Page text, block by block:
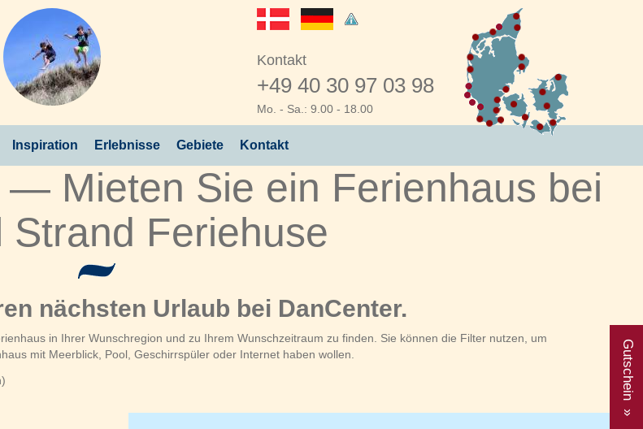
Kontakt
+49 40 30 97 03 98
Mo. - Sa.: 9.00 - 18.00
Inspiration Erlebnisse Gebiete Kontakt
Gutschein »
Mieten Sie ein Ferienhaus bei
Strand Feriehuse
nächsten Urlaub bei DanCenter.
in Ihrer Wunschregion und zu Ihrem Wunschzeitraum zu finden. Sie können die Filter nutzen, um
mit Meerblick, Pool, Geschirrspüler oder Internet haben wollen.